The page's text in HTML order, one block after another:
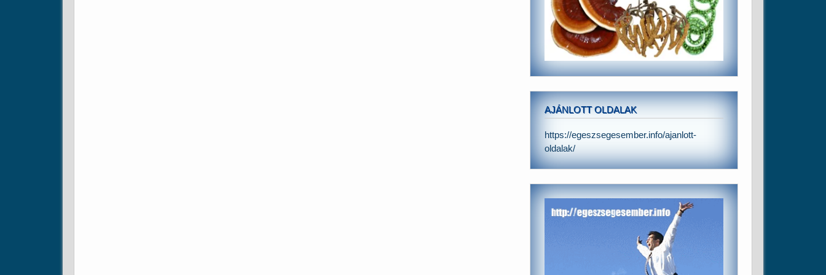
AJÁNLOTT OLDALAK
https://egeszsegesember.info/ajanlott-
oldalak/